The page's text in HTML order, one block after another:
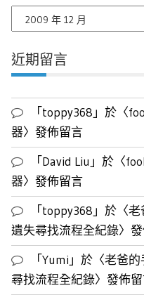
月
章
列
近期留言
「toppy368 」於〈
器〉發佈留言
「David Liu 」於〈
器〉發佈留言
「toppy368 」於〈老
遺失尋找流程全紀錄〉
「Yumi 」於〈老爸的
尋找流程全紀錄〉發佈